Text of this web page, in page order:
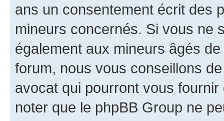
ans un consentement écrit des
mineurs concernés. Si vous ne
également aux mineurs âgés
forum, nous vous conseillons
avocat qui pourront vous
noter que le phpBB Group ne